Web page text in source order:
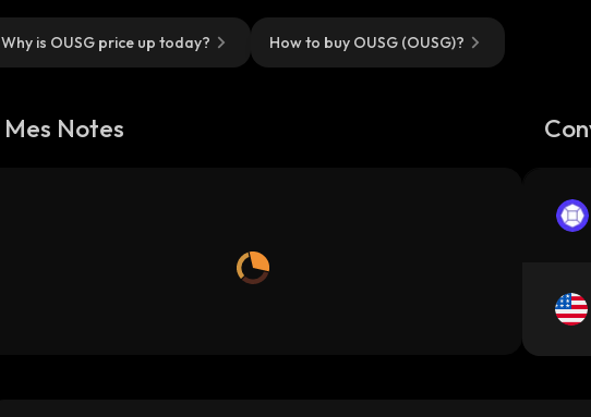
Why is OUSG price up today? How to buy OUSG (OUSG)?
Mes Notes